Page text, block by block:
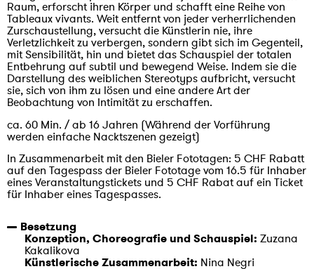
Raum, erforscht ihren Körper und schafft eine Reihe von
Tableaux vivants. Weit entfernt von jeder verherrlichenden
Zurschaustellung, versucht die Künstlerin nie, ihre
Verletzlichkeit zu verbergen, sondern gibt sich im Gegenteil,
mit Sensibilität, hin und bietet das Schauspiel der totalen
Entbehrung auf subtil und bewegend Weise. Indem sie die
Darstellung des weiblichen Stereotyps aufbricht, versucht
sie, sich von ihm zu lösen und eine andere Art der
Beobachtung von Intimität zu erschaffen.
ca. 60 Min. / ab 16 Jahren (Während der Vorführung
werden einfache Nacktszenen gezeigt)
In Zusammenarbeit mit den Bieler Fototagen: 5 CHF Rabatt
auf den Tagespass der Bieler Fototage vom 16.5 für Inhaber
eines Veranstaltungstickets und 5 CHF Rabat auf ein Ticket
für Inhaber eines Tagespasses.
Besetzung
Konzeption, Choreografie und Schauspiel: Zuzana
Kakalikova
Künstlerische Zusammenarbeit: Nina Negri